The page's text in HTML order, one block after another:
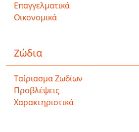
Επαγγελματικά
Οικονομικά
Ζώδια
Ταίριασμα Ζωδίων
Προβλέψεις
Χαρακτηριστικά